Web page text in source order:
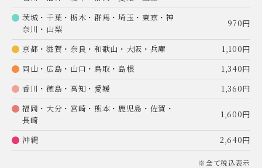
茨城・千葉・栃木・群馬・埼玉・東京・神
奈川・山梨
970円
京都・滋賀・奈良・和歌山・大阪・兵庫
1,100円
岡山・広島・山口・鳥取・島根
1,340円
香川・徳島・高知・愛媛
1,360円
福岡・大分・宮崎・熊本・鹿児島・佐賀・
長崎
1,600円
沖縄 2,640円
※全て税込表示